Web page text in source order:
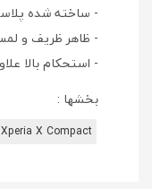
- ساخته شده
- ظاهر ظریف و
- استحکام بالا
بخشها :
X Compact